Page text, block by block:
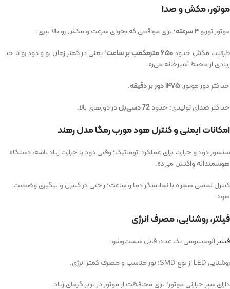
موتور، مکش و صدا
موتور توربو۴ سرعته
؛ برای مواقعی که بخوای سرعت و مکش رو بالا ببری.
ظرفیت مکش حدود۶۵۰ مترمکعب بر ساعت
؛ یعنی در کمتر زمان بو و دود رو تا حد
زیادی از محیط آشپزخانه می‌ره.
حداکثر دور موتور:۱۴۷۵ دور بر دقیقه
.
حداکثر صدای تولیدی: حدود 72 دسی‌بل در دورهای بالا.
امکانات ایمنی و کنترل هود مورب رمگا مدل رهند
سنسور دود و حرارت برای عملکرد اتوماتیک؛ وقتی دود یا حرارت زیاد باشه، دستگاه
هوشمندانه واکنش می‌ده.
کنترل لمسی همراه با نمایشگر دما و ساعت؛ راحتی در کنترل و پیگیری وضعیت
هود.
فیلتر، روشنایی، مصرف انرژی
فیلترآلومینیومی یک عدد، قابل شست‌وشو.
روشنایی LED از نوع SMD؛ نور مناسب و مصرف کمتر انرژی.
دارای سپر حرارتی موتور؛ برای محافظت از موتور در برابر گرمای زیاد.